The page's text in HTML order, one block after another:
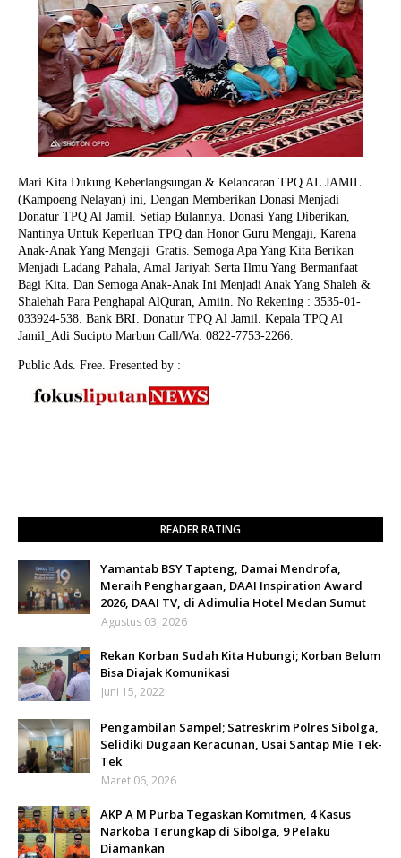
Mari Kita Dukung Keberlangsungan & Kelancaran TPQ AL JAMIL
(Kampoeng Nelayan) ini, Dengan Memberikan Donasi Menjadi
Donatur TPQ Al Jamil. Setiap Bulannya. Donasi Yang Diberikan,
Nantinya Untuk Keperluan TPQ dan Honor Guru Mengaji, Karena
Anak-Anak Yang Mengaji_Gratis. Semoga Apa Yang Kita Berikan
Menjadi Ladang Pahala, Amal Jariyah Serta Ilmu Yang Bermanfaat
Bagi Kita. Dan Semoga Anak-Anak Ini Menjadi Anak Yang Shaleh &
Shalehah Para Penghapal AlQuran, Amiin. No Rekening : 3535-01-
033924-538. Bank BRI. Donatur TPQ Al Jamil. Kepala TPQ Al
Jamil_Adi Sucipto Marbun Call/Wa: 0822-7753-2266.
Public Ads. Free. Presented by :
READER RATING
Yamantab BSY Tapteng, Damai Mendrofa,
Meraih Penghargaan, DAAI Inspiration Award
2026, DAAI TV, di Adimulia Hotel Medan Sumut
Agustus 03, 2026
Rekan Korban Sudah Kita Hubungi; Korban Belum
Bisa Diajak Komunikasi
Juni 15, 2022
Pengambilan Sampel; Satreskrim Polres Sibolga,
Selidiki Dugaan Keracunan, Usai Santap Mie Tek-
Tek
Maret 06, 2026
AKP A M Purba Tegaskan Komitmen, 4 Kasus
Narkoba Terungkap di Sibolga, 9 Pelaku
Diamankan